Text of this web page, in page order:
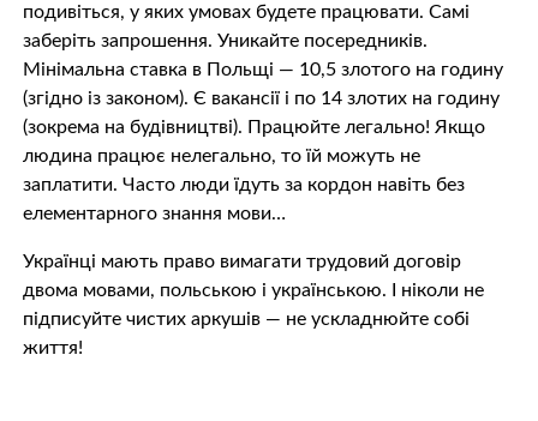
подивіться, у яких умовах будете працювати. Самі
заберіть запрошення. Уникайте посередників.
Мінімальна ставка в Польщі — 10,5 злотого на годину
(згідно із законом). Є вакансії і по 14 злотих на годину
(зокрема на будівництві). Працюйте легально! Якщо
людина працює нелегально, то їй можуть не
заплатити. Часто люди їдуть за кордон навіть без
елементарного знання мови…
Українці мають право вимагати трудовий договір
двома мовами, польською і українською. І ніколи не
підписуйте чистих аркушів — не ускладнюйте собі
життя!